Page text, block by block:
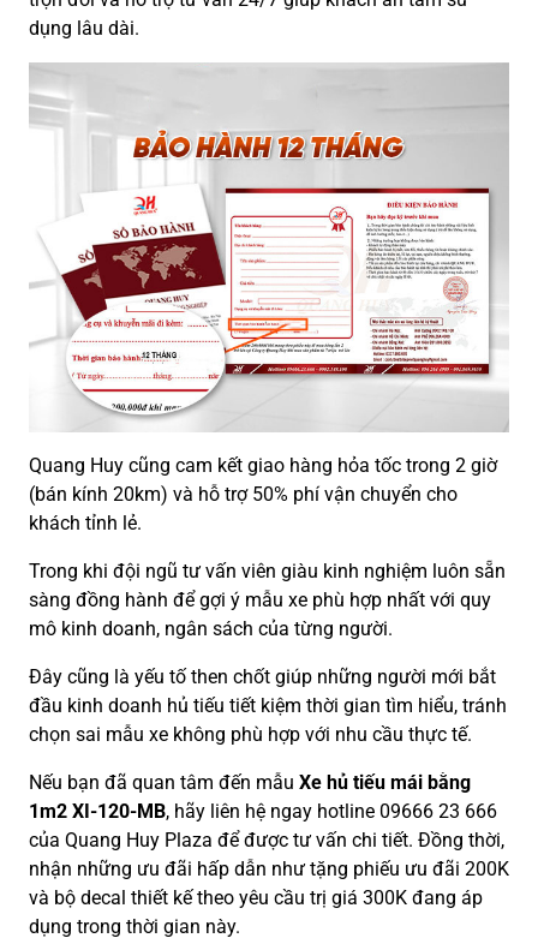
dụng lâu dài.
Quang Huy cũng cam kết giao hàng hỏa tốc trong 2 giờ
(bán kính 20km) và hỗ trợ 50% phí vận chuyển cho
khách tỉnh lẻ.
Trong khi đội ngũ tư vấn viên giàu kinh nghiệm luôn sẵn
sàng đồng hành để gợi ý mẫu xe phù hợp nhất với quy
mô kinh doanh, ngân sách của từng người.
Đây cũng là yếu tố then chốt giúp những người mới bắt
đầu kinh doanh hủ tiếu tiết kiệm thời gian tìm hiểu, tránh
chọn sai mẫu xe không phù hợp với nhu cầu thực tế.
Nếu bạn đã quan tâm đến mẫu Xe hủ tiếu mái bằng
1m2 XI-120-MB, hãy liên hệ ngay hotline 09666 23 666
của Quang Huy Plaza để được tư vấn chi tiết. Đồng thời,
nhận những ưu đãi hấp dẫn như tặng phiếu ưu đãi 200K
và bộ decal thiết kế theo yêu cầu trị giá 300K đang áp
dụng trong thời gian này.